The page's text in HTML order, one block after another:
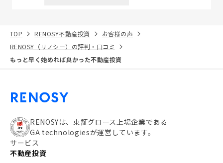
TOP RENOSY不動産投資
お客様の声
RENOSY（リノシー）の評判・口コミ
もっと早く始めれば良かった不動産投資
RENOSYは、東証グロース上場企業である
GA technologiesが運営しています。
サービス
不動産投資